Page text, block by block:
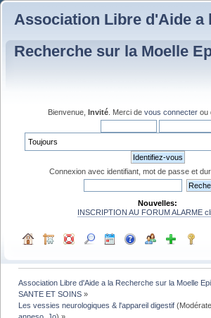
Association Libre d'Aide a
Recherche sur la Moelle
Bienvenue, Invité . Merci de vous connecter ou
Connexion avec identifiant, mot de passe et
Nouvelles:
INSCRIPTION AU FORUM ALARME
Association Libre d'Aide a la Recherche sur la Moelle
SANTE ET SOINS »
Les vessies neurologiques & l'appareil digestif